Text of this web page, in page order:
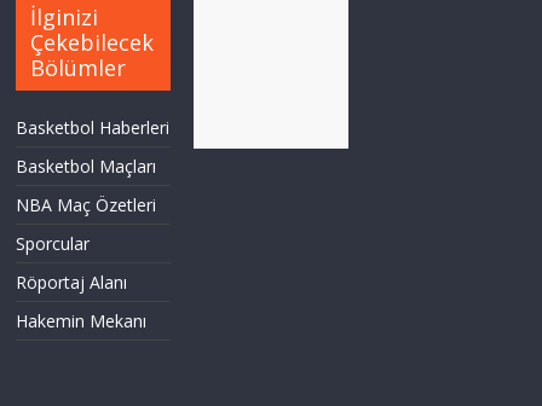
İlginizi
Çekebilecek
Bölümler
Basketbol Haberleri
Basketbol Maçları
NBA Maç Özetleri
Sporcular
Röportaj Alanı
Hakemin Mekanı